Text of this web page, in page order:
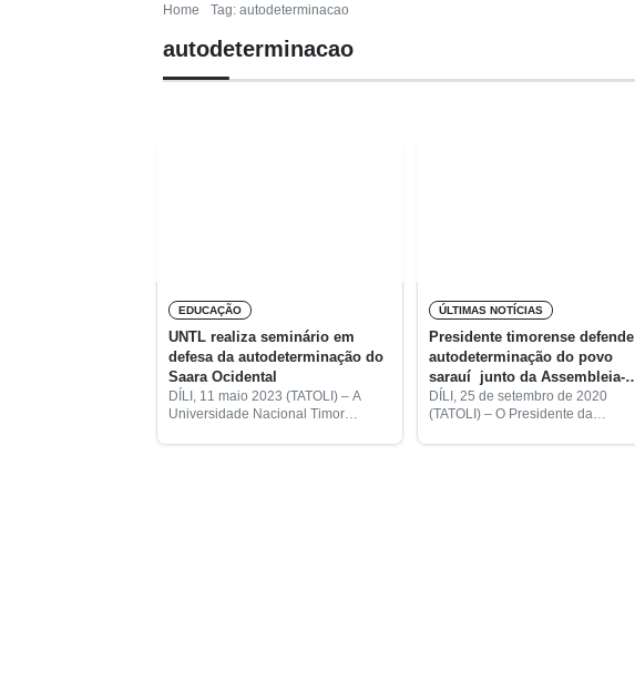
Home Tag: autodeterminacao
autodeterminacao
EDUCAÇÃO
UNTL realiza seminário em
defesa da autodeterminação do
Saara Ocidental
DÍLI, 11 maio 2023 (TATOLI) – A
Universidade Nacional Timor
ÚLTIMAS NOTÍCIAS
Presidente timorense defende
autodeterminação do povo
sarauí junto da Assembleia-
Geral da ONU
DÍLI, 25 de setembro de 2020
(TATOLI) – O Presidente da